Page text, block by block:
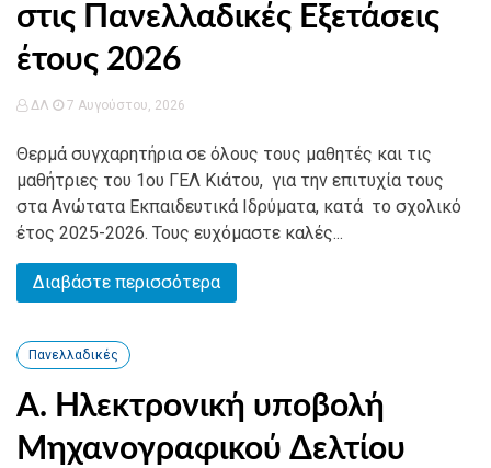
στις Πανελλαδικές Εξετάσεις
έτους 2026
ΔΛ 7 Αυγούστου, 2026
Θερμά συγχαρητήρια σε όλους τους μαθητές και τις
μαθήτριες του 1ου ΓΕΛ Κιάτου, για την επιτυχία τους
στα Ανώτατα Εκπαιδευτικά Ιδρύματα, κατά το σχολικό
έτος 2025-2026. Τους ευχόμαστε καλές...
Διαβάστε περισσότερα
Πανελλαδικές
Α. Ηλεκτρονική υποβολή
Μηχανογραφικού Δελτίου